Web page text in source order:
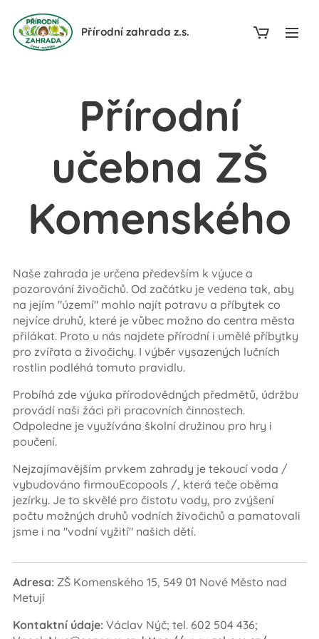
Přírodní zahrada z.s.
Přírodní
učebna ZŠ
Komenského
Naše zahrada je určena především k výuce a
pozorování živočichů. Od začátku je vedena tak, aby
na jejím "území" mohlo najít potravu a příbytek co
nejvíce druhů, které je vůbec možno do centra města
přilákat. Proto u nás najdete přírodní i umělé příbytky
pro zvířata a živočichy. I výběr vysazených lučních
rostlin podléhá tomuto pravidlu.
Probíhá zde výuka přírodovědných předmětů, údržbu
provádí naši žáci při pracovních činnostech.
Odpoledne je využívána školní družinou pro hry i
poučení.
Nejzajímavějším prvkem zahrady je tekoucí voda /
vybudováno firmouEcopools /, která teče oběma
jezírky. Je to skvělé pro čistotu vody, pro zvýšení
počtu možných druhů vodních živočichů a pamatovali
jsme i na "vodní vyžití" našich dětí.
Adresa: ZŠ Komenského 15, 549 01 Nové Město nad
Metují
Kontaktní údaje: Václav Nýč; tel. 602 504 436;